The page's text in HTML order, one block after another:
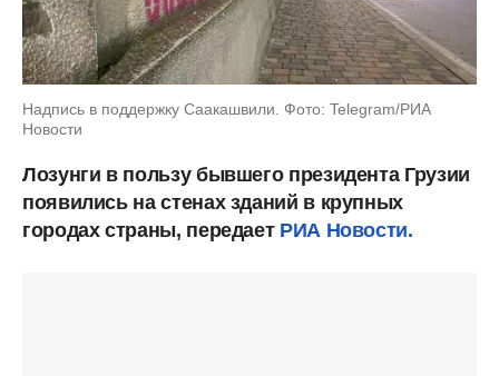
Надпись в поддержку Саакашвили. Фото: Telegram/РИА
Новости
Лозунги в пользу бывшего президента Грузии
появились на стенах зданий в крупных
городах страны, передает РИА Новости.